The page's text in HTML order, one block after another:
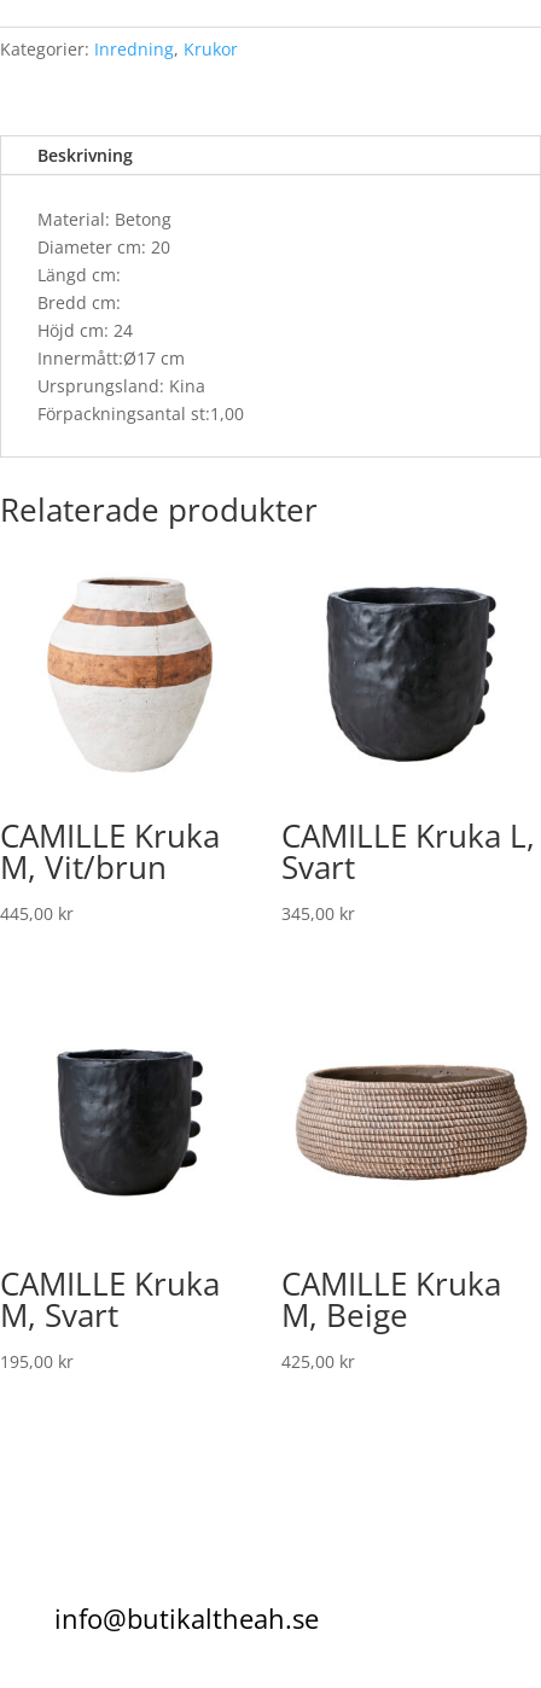
mängd
Kategorier: Inredning, Krukor
Beskrivning
Material: Betong
Diameter cm: 20
Längd cm:
Bredd cm:
Höjd cm: 24
Innermått:Ø17 cm
Ursprungsland: Kina
Förpackningsantal st:1,00
Relaterade produkter
CAMILLE Kruka
M, Vit/brun
445,00 kr
CAMILLE Kruka L,
Svart
345,00 kr
CAMILLE Kruka
M, Svart
195,00 kr
CAMILLE Kruka
M, Beige
425,00 kr
info@butikaltheah.se